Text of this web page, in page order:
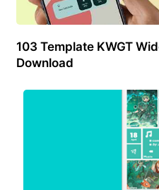
103 Template KWGT
Download